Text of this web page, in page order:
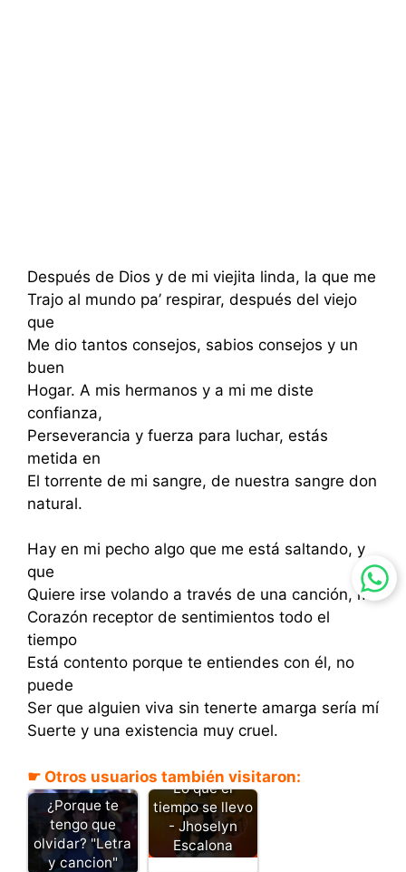
Después de Dios y de mi viejita linda, la que me
Trajo al mundo pa’ respirar, después del viejo
que
Me dio tantos consejos, sabios consejos y un
buen
Hogar. A mis hermanos y a mi me diste
confianza,
Perseverancia y fuerza para luchar, estás
metida en
El torrente de mi sangre, de nuestra sangre don
natural.
Hay en mi pecho algo que me está saltando, y
que
Quiere irse volando a través de una canción, mi
Corazón receptor de sentimientos todo el
tiempo
Está contento porque te entiendes con él, no
puede
Ser que alguien viva sin tenerte amarga sería mí
Suerte y una existencia muy cruel.
☛ Otros usuarios también visitaron:
¿Porque te
tengo que
olvidar? "Letra
y cancion"
Lo que el
tiempo se llevo
- Jhoselyn
Escalona